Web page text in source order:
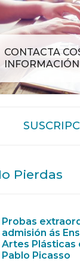
CONTACTA
Pierdas
Probas
admisión ás
Artes Plásticas
Pablo Picasso